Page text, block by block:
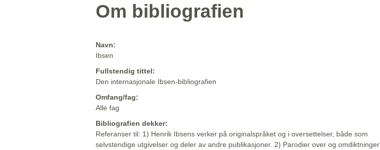
Om bibliografien
Navn:
Ibsen
Fullstendig tittel:
Den internasjonale Ibsen-bibliografien
Omfang/fag:
Alle fag
Bibliografien dekker:
Referanser til: 1) Henrik Ibsens verker på originalspråket og i oversettelser, både som
selvstendige utgivelser og deler av andre publikasjoner. 2) Parodier over og omdiktninger